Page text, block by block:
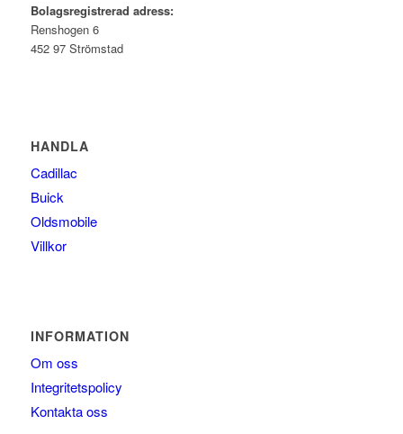
Bolagsregistrerad adress:
Renshogen 6
452 97 Strömstad
HANDLA
Cadillac
Buick
Oldsmobile
Villkor
INFORMATION
Om oss
Integritetspolicy
Kontakta oss